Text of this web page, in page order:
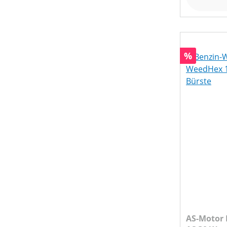
Rabatt
%
AS-